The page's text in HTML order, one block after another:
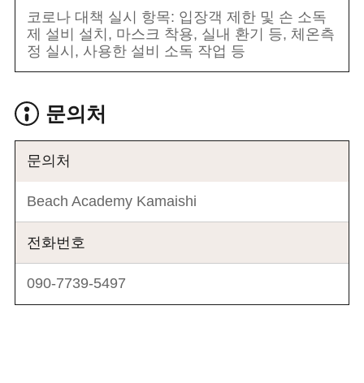
코로나 대책 실시 항목: 입장객 제한 및 손 소독
제 설비 설치, 마스크 착용, 실내 환기 등, 체온측
정 실시, 사용한 설비 소독 작업 등
문의처
문의처
Beach Academy Kamaishi
전화번호
090-7739-5497